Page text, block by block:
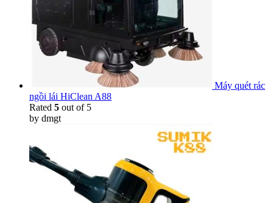
Máy quét rác
ngồi lái HiClean A88
Rated 5 out of 5
by dmgt